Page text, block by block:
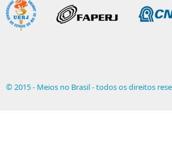
© 2015 - Meios no Brasil - todos os direitos